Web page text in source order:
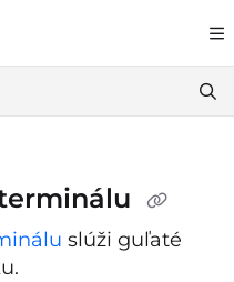
at: https://
before exploring further.
slúži guľaté